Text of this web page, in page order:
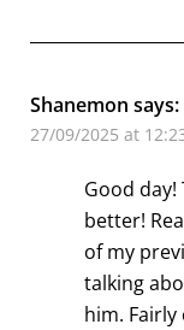
Shanemon says:
27/09/2025 at
Good
better!
of my
talking
him.